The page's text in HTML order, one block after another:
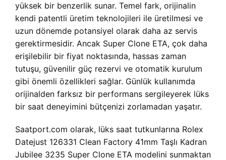
yüksek bir benzerlik sunar. Temel fark, orijinalin
kendi patentli üretim teknolojileri ile üretilmesi ve
uzun dönemde potansiyel olarak daha az servis
gerektirmesidir. Ancak Super Clone ETA, çok daha
erişilebilir bir fiyat noktasında, hassas zaman
tutuşu, güvenilir güç rezervi ve otomatik kurulum
gibi önemli özellikleri sağlar. Günlük kullanımda
orijinalden farksız bir performans sergileyerek lüks
bir saat deneyimini bütçenizi zorlamadan yaşatır.
Saatport.com olarak, lüks saat tutkunlarına Rolex
Datejust 126331 Clean Factory 41mm Taşlı Kadran
Jubilee 3235 Super Clone ETA modelini sunmaktan